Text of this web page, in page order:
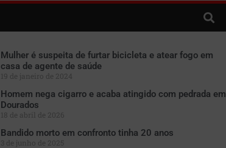
Mulher é suspeita de furtar bicicleta e atear fogo em
casa de agente de saúde
19 de janeiro de 2024
Homem nega cigarro e acaba atingido com pedrada em
Dourados
18 de abril de 2026
Bandido morto em confronto tinha 20 anos
3 de junho de 2025